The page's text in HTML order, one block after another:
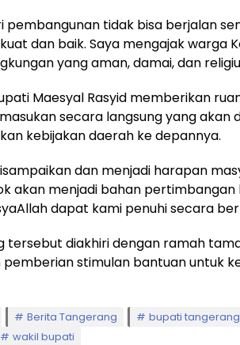
pembangunan tidak bisa berjalan
dan baik. Saya mengajak warga
yang aman, damai, dan
Maesyal Rasyid memberikan
secara langsung yang akan
kebijakan daerah ke depannya.
dan menjadi harapan
akan menjadi bahan
dapat kami penuhi secara
tersebut diakhiri dengan ramah
stimulan bantuan untuk
Berita Tangerang bupati tangerang
wakil bupati